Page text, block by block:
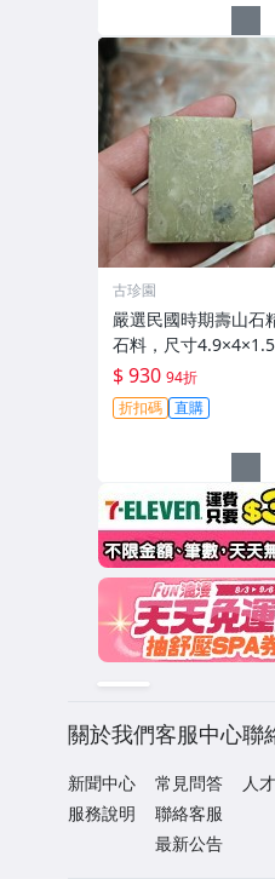
古珍園
嚴選民國時期壽山石
石料，尺寸
m，質地柔韌雕琢順手
適合文玩收藏或創作
山石 石頭 文玩
$ 930 94折
折扣碼 直購
關於我們
新聞中心
服務說明
客服中心
常見問答
聯絡客服
最新公告
聯
人